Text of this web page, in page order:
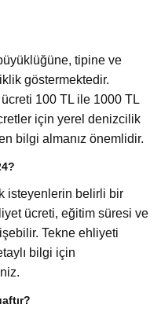
tipine ve
göstermektedir.
100 TL ile 1000 TL
için yerel denizcilik
bilgi almanız önemlidir.
isteyenlerin belirli bir
ücreti, eğitim süresi ve
Tekne ehliyeti
bilgi için